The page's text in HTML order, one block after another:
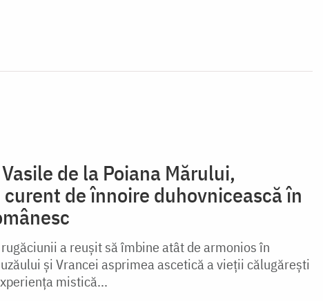
de la Poiana Mărului,
de înnoire duhovnicească în
a reușit să îmbine atât de armonios în
și Vrancei asprimea ascetică a vieții călugărești
mistică...